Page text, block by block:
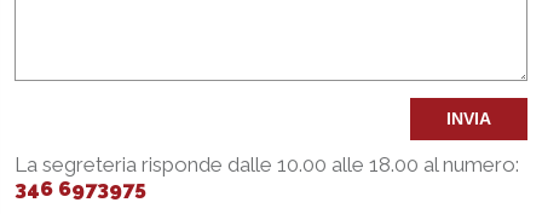
INVIA
La segreteria risponde dalle 10.00 alle 18.00 al numero:
346 6973975